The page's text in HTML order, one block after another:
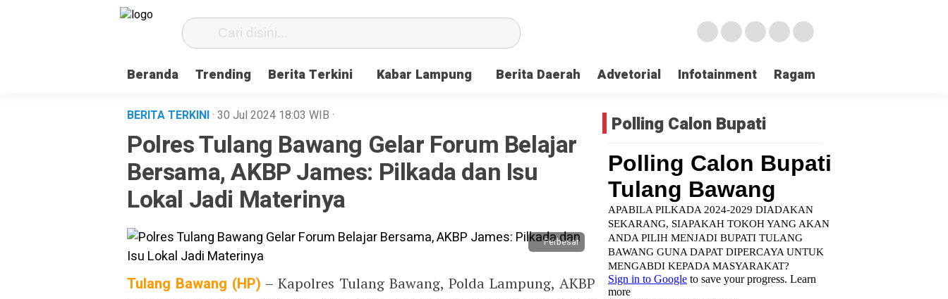
Beranda Trending Berita Terkini Kabar Lampung Berita Daerah Advetorial Infotainment Ragam
BERITA TERKINI· 30 Jul 2024 18:03 WIB ·
Polres Tulang Bawang Gelar Forum Belajar
Bersama, AKBP James: Pilkada dan Isu
Lokal Jadi Materinya
Perbesar
Tulang Bawang (HP) – Kapolres Tulang Bawang, Polda Lampung, AKBP
Polling Calon Bupati